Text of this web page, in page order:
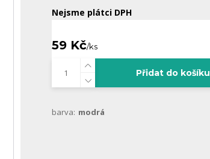
Nejsme plátci DPH
59 Kč/ks
Přidat do košíku
barva: modrá